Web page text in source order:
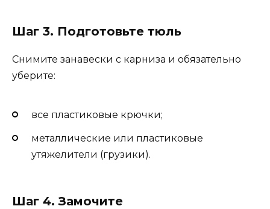
Шаг 3. Подготовьте тюль
Снимите занавески с карниза и обязательно
уберите:
все пластиковые крючки;
металлические или пластиковые
утяжелители (грузики).
Шаг 4. Замочите